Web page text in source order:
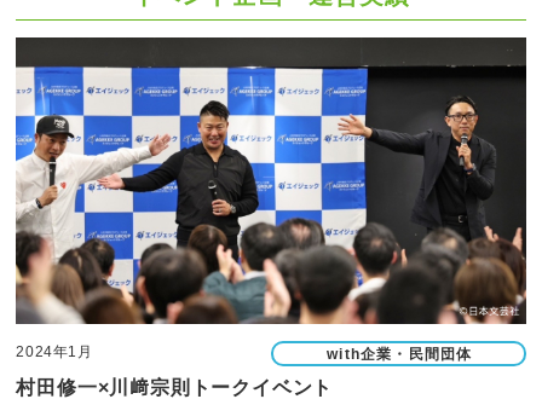
2024年1月 with企業・民間団体
村田修一×川﨑宗則トークイベント